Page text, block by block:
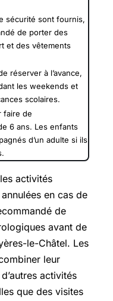
sécurité sont fournis,
de porter des
et des vêtements
réserver à l’avance,
les weekends et
scolaires.
faire de
6 ans. Les enfants
d’un adulte si ils
activités
en cas de
de
avant de
le-Châtel. Les
leur
activités
que des visites